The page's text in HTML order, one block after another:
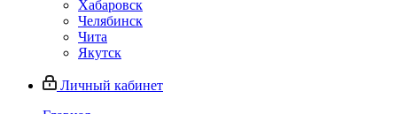
Хабаровск
Челябинск
Чита
Якутск
Личный кабинет